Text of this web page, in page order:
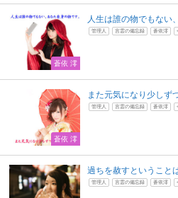
蒼依 澪
人生は誰の物でもない
管理人 言霊の備忘録 蒼依澪
蒼依 澪
また元気になり少しず
管理人 言霊の備忘録 蒼依澪
過ちを赦すということ
管理人 言霊の備忘録 蒼依澪